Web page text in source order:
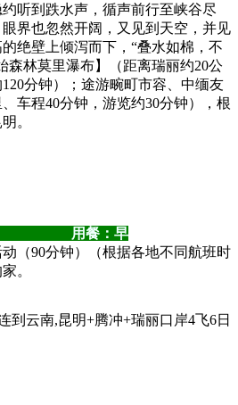
听到跌水声，循声前行至峡谷尽
界也忽然开阔，又见到天空，并见
绝壁上倾泻而下，“叠水如棉，不
森林莫里瀑布】（距离瑞丽约20公
分钟）；途游畹町市容、中缅友
车程40分钟，游览约30分钟），根
。
连 用餐：早
（90分钟）（根据各地不同航班时
。
云南,昆明+腾冲+瑞丽口岸4飞6日